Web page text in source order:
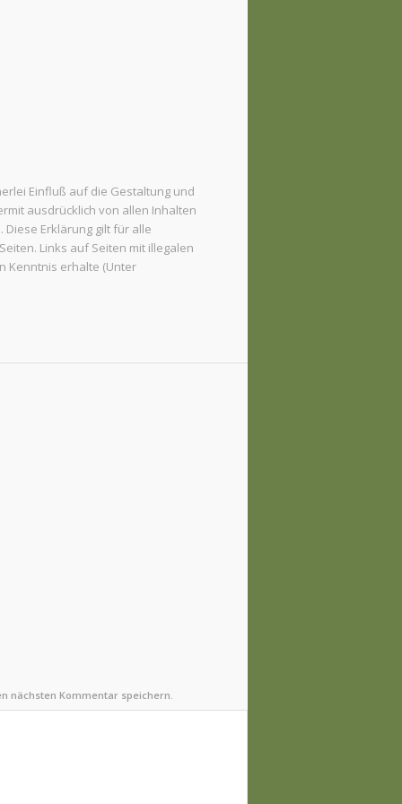
Einfluß auf die Gestaltung und
ausdrücklich von allen Inhalten
Erklärung gilt für alle
Links auf Seiten mit illegalen
Kenntnis erhalte (Unter
nächsten Kommentar speichern.